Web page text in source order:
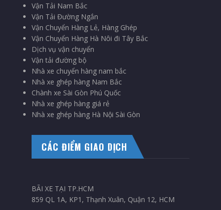
Vận Tải Nam Bắc
Vận Tải Đường Ngắn
Vận Chuyển Hàng Lẻ, Hàng Ghép
Vận Chuyển Hàng Hà Nôi đi Tây Bắc
Dịch vụ vận chuyển
Vận tải đường bộ
Nhà xe chuyển hàng nam bắc
Nhà xe ghép hàng Nam Bắc
Chành xe Sài Gòn Phú Quốc
Nhà xe ghép hàng giá rẻ
Nhà xe ghép hàng Hà Nội Sài Gòn
CÁC ĐIỂM GIAO DỊCH
BÃI XE TẠI TP.HCM
859 QL 1A, KP1, Thạnh Xuân, Quận 12, HCM